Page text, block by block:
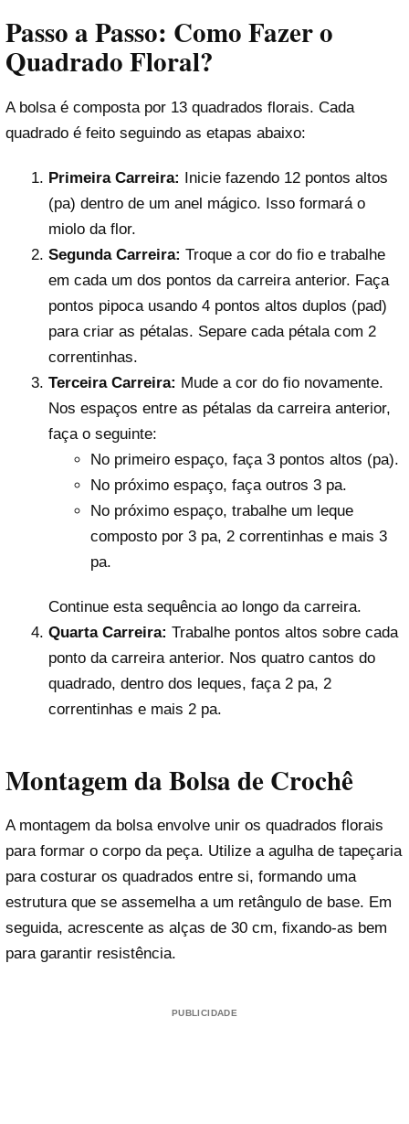
Passo a Passo: Como Fazer o
Quadrado Floral?
A bolsa é composta por 13 quadrados florais. Cada
quadrado é feito seguindo as etapas abaixo:
Primeira Carreira: Inicie fazendo 12 pontos altos
(pa) dentro de um anel mágico. Isso formará o
miolo da flor.
Segunda Carreira: Troque a cor do fio e trabalhe
em cada um dos pontos da carreira anterior. Faça
pontos pipoca usando 4 pontos altos duplos (pad)
para criar as pétalas. Separe cada pétala com 2
correntinhas.
Terceira Carreira: Mude a cor do fio novamente.
Nos espaços entre as pétalas da carreira anterior,
faça o seguinte:
No primeiro espaço, faça 3 pontos altos (pa).
No próximo espaço, faça outros 3 pa.
No próximo espaço, trabalhe um leque
composto por 3 pa, 2 correntinhas e mais 3
pa.
Continue esta sequência ao longo da carreira.
Quarta Carreira: Trabalhe pontos altos sobre cada
ponto da carreira anterior. Nos quatro cantos do
quadrado, dentro dos leques, faça 2 pa, 2
correntinhas e mais 2 pa.
Montagem da Bolsa de Crochê
A montagem da bolsa envolve unir os quadrados florais
para formar o corpo da peça. Utilize a agulha de tapeçaria
para costurar os quadrados entre si, formando uma
estrutura que se assemelha a um retângulo de base. Em
seguida, acrescente as alças de 30 cm, fixando-as bem
para garantir resistência.
PUBLICIDADE